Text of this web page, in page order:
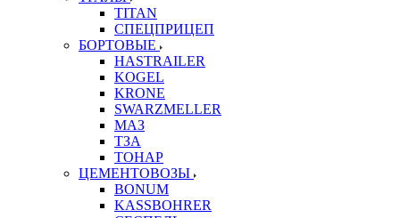
TITAN
СПЕЦПРИЦЕП
БОРТОВЫЕ
HASTRAILER
KOGEL
KRONE
SWARZMELLER
МАЗ
ТЗА
ТОНАР
ЦЕМЕНТОВОЗЫ
BONUM
KASSBOHRER